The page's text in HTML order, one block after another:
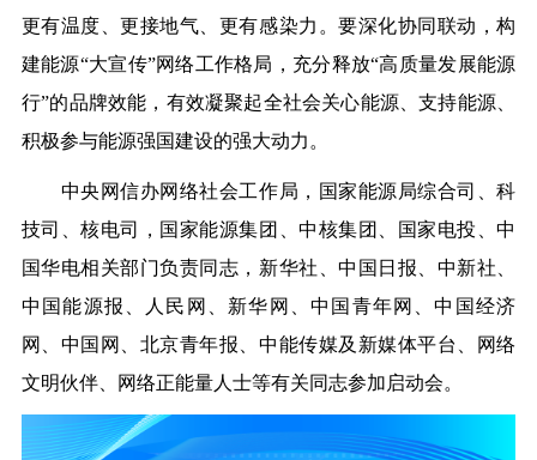
更有温度、更接地气、更有感染力。要深化协同联动，构
建能源“大宣传”网络工作格局，充分释放“高质量发展能源
行”的品牌效能，有效凝聚起全社会关心能源、支持能源、
积极参与能源强国建设的强大动力。
中央网信办网络社会工作局，国家能源局综合司、科
技司、核电司，国家能源集团、中核集团、国家电投、中
国华电相关部门负责同志，新华社、中国日报、中新社、
中国能源报、人民网、新华网、中国青年网、中国经济
网、中国网、北京青年报、中能传媒及新媒体平台、网络
文明伙伴、网络正能量人士等有关同志参加启动会。